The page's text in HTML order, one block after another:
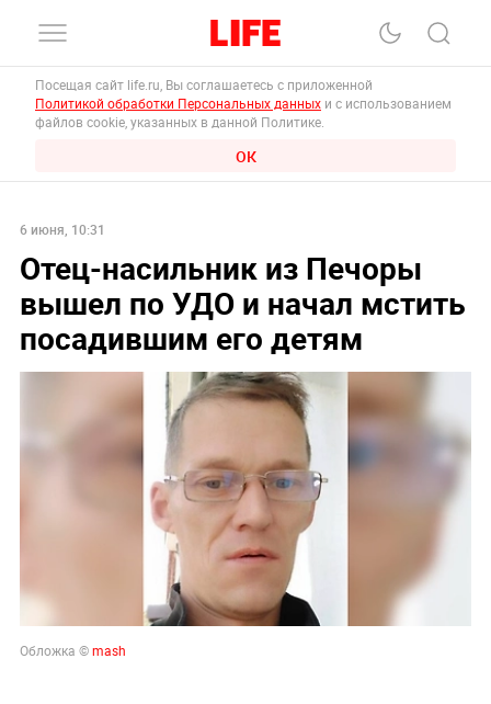
Посещая сайт life.ru, Вы соглашаетесь с приложенной
Политикой обработки Персональных данных и с использованием
файлов cookie, указанных в данной Политике.
ОК
6 июня, 10:31
Отец-насильник из Печоры
вышел по УДО и начал мстить
посадившим его детям
Обложка ©mash